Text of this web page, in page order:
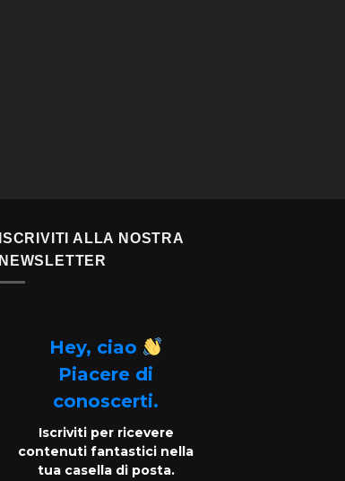
ISCRIVITI ALLA NOSTRA
NEWSLETTER
Hey, ciao
Piacere di
conoscerti.
Iscriviti per ricevere
contenuti fantastici nella
tua casella di posta.